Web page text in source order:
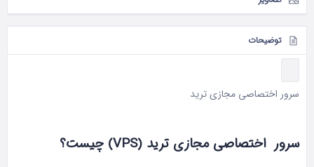
توضیحات
سرور اختصاصی مجازی ترید
سرور اختصاصی مجازی ترید (VPS) چیست؟